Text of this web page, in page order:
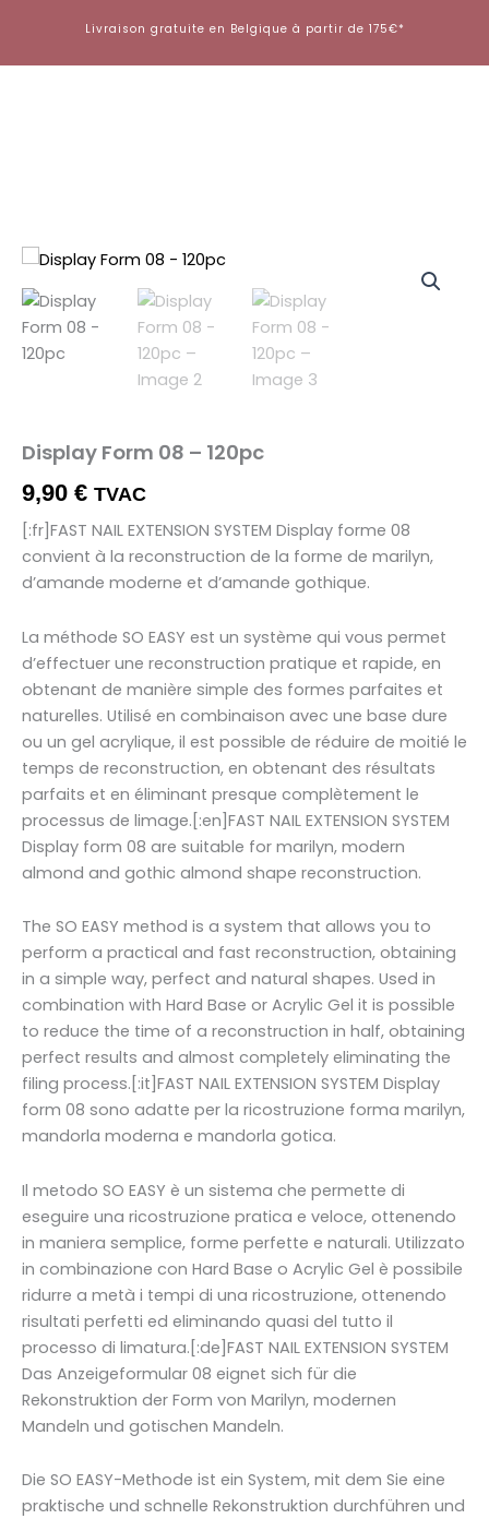
contenu
Livraison gratuite en Belgique à partir de 175€*
Display Form 08 – 120pc
9,90 € TVAC
[:fr]FAST NAIL EXTENSION SYSTEM Display forme 08
convient à la reconstruction de la forme de marilyn,
d’amande moderne et d’amande gothique.
La méthode SO EASY est un système qui vous permet
d’effectuer une reconstruction pratique et rapide, en
obtenant de manière simple des formes parfaites et
naturelles. Utilisé en combinaison avec une base dure
ou un gel acrylique, il est possible de réduire de moitié le
temps de reconstruction, en obtenant des résultats
parfaits et en éliminant presque complètement le
processus de limage.[:en]FAST NAIL EXTENSION SYSTEM
Display form 08 are suitable for marilyn, modern
almond and gothic almond shape reconstruction.
The SO EASY method is a system that allows you to
perform a practical and fast reconstruction, obtaining
in a simple way, perfect and natural shapes. Used in
combination with Hard Base or Acrylic Gel it is possible
to reduce the time of a reconstruction in half, obtaining
perfect results and almost completely eliminating the
filing process.[:it]FAST NAIL EXTENSION SYSTEM Display
form 08 sono adatte per la ricostruzione forma marilyn,
mandorla moderna e mandorla gotica.
Il metodo SO EASY è un sistema che permette di
eseguire una ricostruzione pratica e veloce, ottenendo
in maniera semplice, forme perfette e naturali. Utilizzato
in combinazione con Hard Base o Acrylic Gel è possibile
ridurre a metà i tempi di una ricostruzione, ottenendo
risultati perfetti ed eliminando quasi del tutto il
processo di limatura.[:de]FAST NAIL EXTENSION SYSTEM
Das Anzeigeformular 08 eignet sich für die
Rekonstruktion der Form von Marilyn, modernen
Mandeln und gotischen Mandeln.
Die SO EASY-Methode ist ein System, mit dem Sie eine
praktische und schnelle Rekonstruktion durchführen und
quantité
Display
Form
08
-